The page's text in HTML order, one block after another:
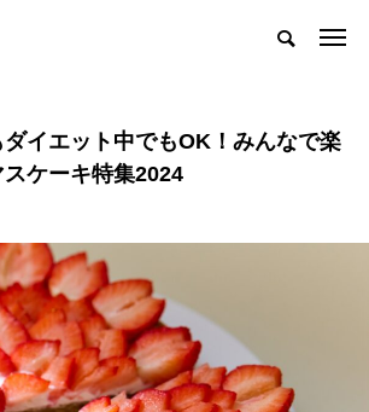
イエット中でもOK！みんなで楽
スケーキ特集2024